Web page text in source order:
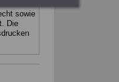
sowie
Die